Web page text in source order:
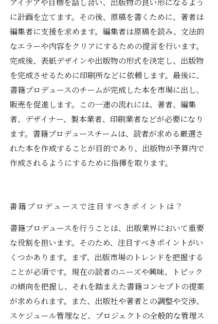
に計画を立てます。その後、原稿を書くために、著者は
編集者に支援を求めます。編集者は原稿を読み、文法的
なエラーや内容をクリアにするための提言を行います。
完成後、表紙デザインや出版物の形式を決定し、出版物
を完成させるために印刷所などに依頼します。最後に、
書籍プロデュースのチームが完成した本を市場に出し、
販売を促進します。この一連の流れには、著者、編集
者、デザイナー、製本業者、印刷業者などが必要になり
ます。書籍プロデュースチームは、読者が求める厳選さ
れた本を作成することが目的であり、出版物が予算内で
作成されるようにするために指揮を取ります。
書籍プロデュースで注目すべきポイントは？
書籍プロデュースを行うことは、出版業界において重要
な役割を担います。そのため、注目すべきポイントがい
くつかあります。まず、出版市場のトレンドを把握する
ことが必須です。現在の読者のニーズや興味、トピック
の傾向を把握し、それを踏まえた書籍コンセプトの提案
が求められます。また、出版社や著者との調整や交渉、
スケジュール管理など、プロジェクトの全般的な管理ス